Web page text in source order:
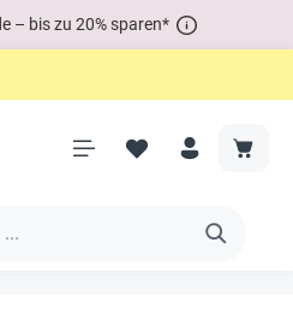
– bis zu 20% sparen*